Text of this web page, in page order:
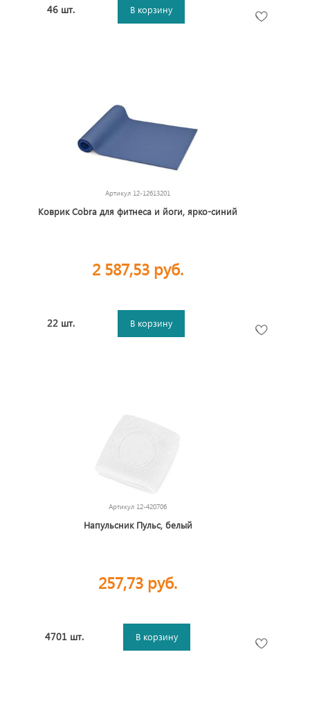
46 шт. В корзину
Артикул 12-12613201
Коврик Cobra для фитнеса и йоги, ярко-синий
2 587,53 руб.
22 шт. В корзину
Артикул 12-420706
Напульсник Пульс, белый
257,73 руб.
4701 шт. В корзину